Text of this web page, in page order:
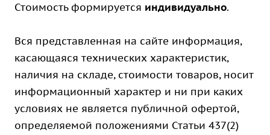
Стоимость формируется индивидуально.
Вся представленная на сайте информация,
касающаяся технических характеристик,
наличия на складе, стоимости товаров, носит
информационный характер и ни при каких
условиях не является публичной офертой,
определяемой положениями Статьи 437(2)